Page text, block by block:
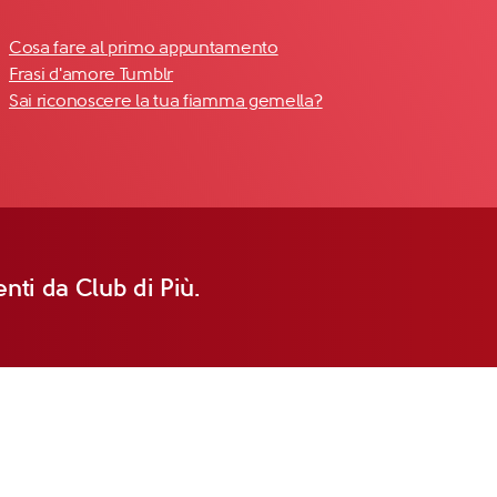
Cosa fare al primo appuntamento
Frasi d'amore Tumblr
Sai riconoscere la tua fiamma gemella?
da Club di Più.